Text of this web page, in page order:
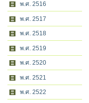
พ.ศ. 2516
พ.ศ. 2517
พ.ศ. 2518
พ.ศ. 2519
พ.ศ. 2520
พ.ศ. 2521
พ.ศ. 2522